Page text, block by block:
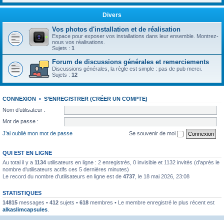
Divers
Vos photos d'installation et de réalisation
Espace pour exposer vos installations dans leur ensemble. Montrez-
nous vos réalisations.
Sujets : 1
Forum de discussions générales et remerciements
Discussions générales, la règle est simple : pas de pub merci.
Sujets : 12
CONNEXION • S’ENREGISTRER (CRÉER UN COMPTE)
Nom d’utilisateur :
Mot de passe :
J’ai oublié mon mot de passe
Se souvenir de moi
QUI EST EN LIGNE
Au total il y a 1134 utilisateurs en ligne : 2 enregistrés, 0 invisible et 1132 invités (d’après le
nombre d’utilisateurs actifs ces 5 dernières minutes)
Le record du nombre d’utilisateurs en ligne est de 4737 , le 18 mai 2026, 23:08
STATISTIQUES
14815 messages • 412 sujets • 618 membres • Le membre enregistré le plus récent est
alkaslimcapsules